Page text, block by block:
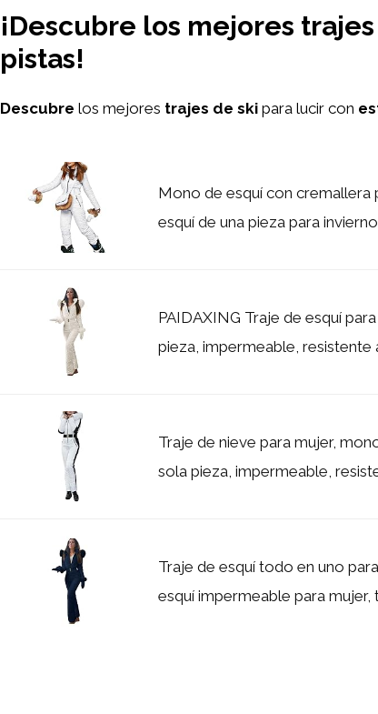
¡Descubre los mejores
pistas!
Descubre los mejores trajes de ski para lucir con
Mono de esquí con cremallera
esquí de una pieza para invierno
PAIDAXING Traje de esquí
pieza, impermeable, resistente
Traje de nieve para mujer,
sola pieza, impermeable,
Traje de esquí todo en uno
esquí impermeable para mujer,